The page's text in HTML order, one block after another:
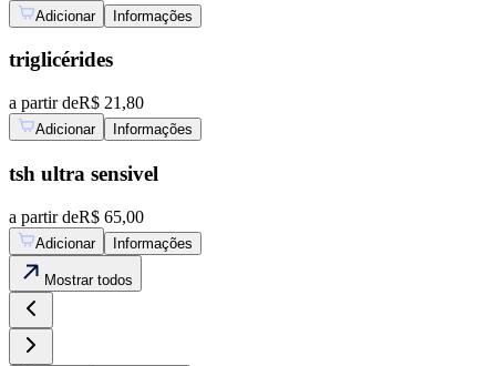
Adicionar Informações
triglicérides
a partir deR$ 21,80
Adicionar Informações
tsh ultra sensivel
a partir deR$ 65,00
Adicionar Informações
Mostrar todos